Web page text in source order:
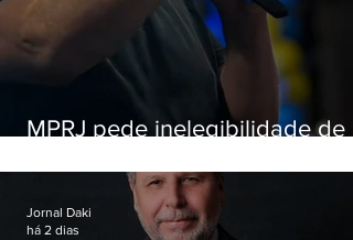
MPRJ pede inelegibilidade de
Jornal Daki
há 2 dias